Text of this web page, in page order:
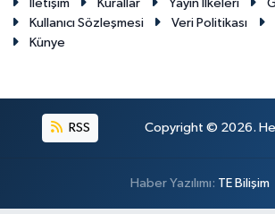
İletişim Kurallar Yayın İlkeleri
Kullanıcı Sözleşmesi
Veri Politikası
Künye
RSS Copyright © 2026. Her
Haber Yazılımı: TE Bilişim